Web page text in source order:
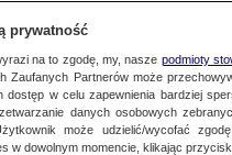
prywatność
na to zgodę, my, nasze podmioty
Zaufanych Partnerów może
dostęp w celu zapewnienia bardziej
danych osobowych
może udzielić/wycofać
w dowolnym momencie, klikając przycisk